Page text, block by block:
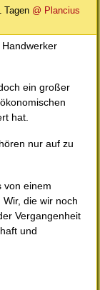
Tagen @ Plancius
Handwerker
ein großer
hat.
nur auf zu
von einem
die wir noch
Vergangenheit
und